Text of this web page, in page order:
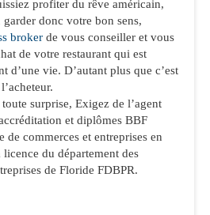
profiter du rêve américain,
donc votre bon sens,
broker de vous conseiller et vous
de votre restaurant qui est
d’une vie. D’autant plus que c’est
surprise, Exigez de l’agent
et diplômes BBF
de commerces et entreprises en
du département des
de Floride FDBPR.